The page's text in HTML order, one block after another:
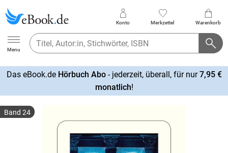
Ebook.de
Menu
Konto Merkzettel Warenkorb
Das eBook.de Hörbuch Abo- jederzeit, überall, für nur7,95 €
monatlich!
Band 24